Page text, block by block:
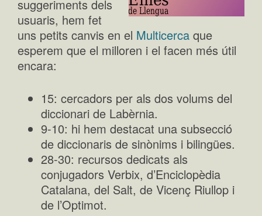
suggeriments dels
usuaris, hem fet
uns petits canvis en el Multicerca que
esperem que el milloren i el facen més útil
encara:
15: cercadors per als dos volums del
diccionari de Labèrnia.
9-10: hi hem destacat una subsecció
de diccionaris de sinònims i bilingües.
28-30: recursos dedicats als
conjugadors Verbix, d’Enciclopèdia
Catalana, del Salt, de Vicenç Riullop i
de l’Optimot.